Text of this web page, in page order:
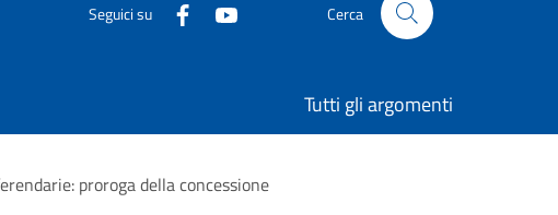
Seguici su Cerca
Tutti gli argomenti
proroga della concessione